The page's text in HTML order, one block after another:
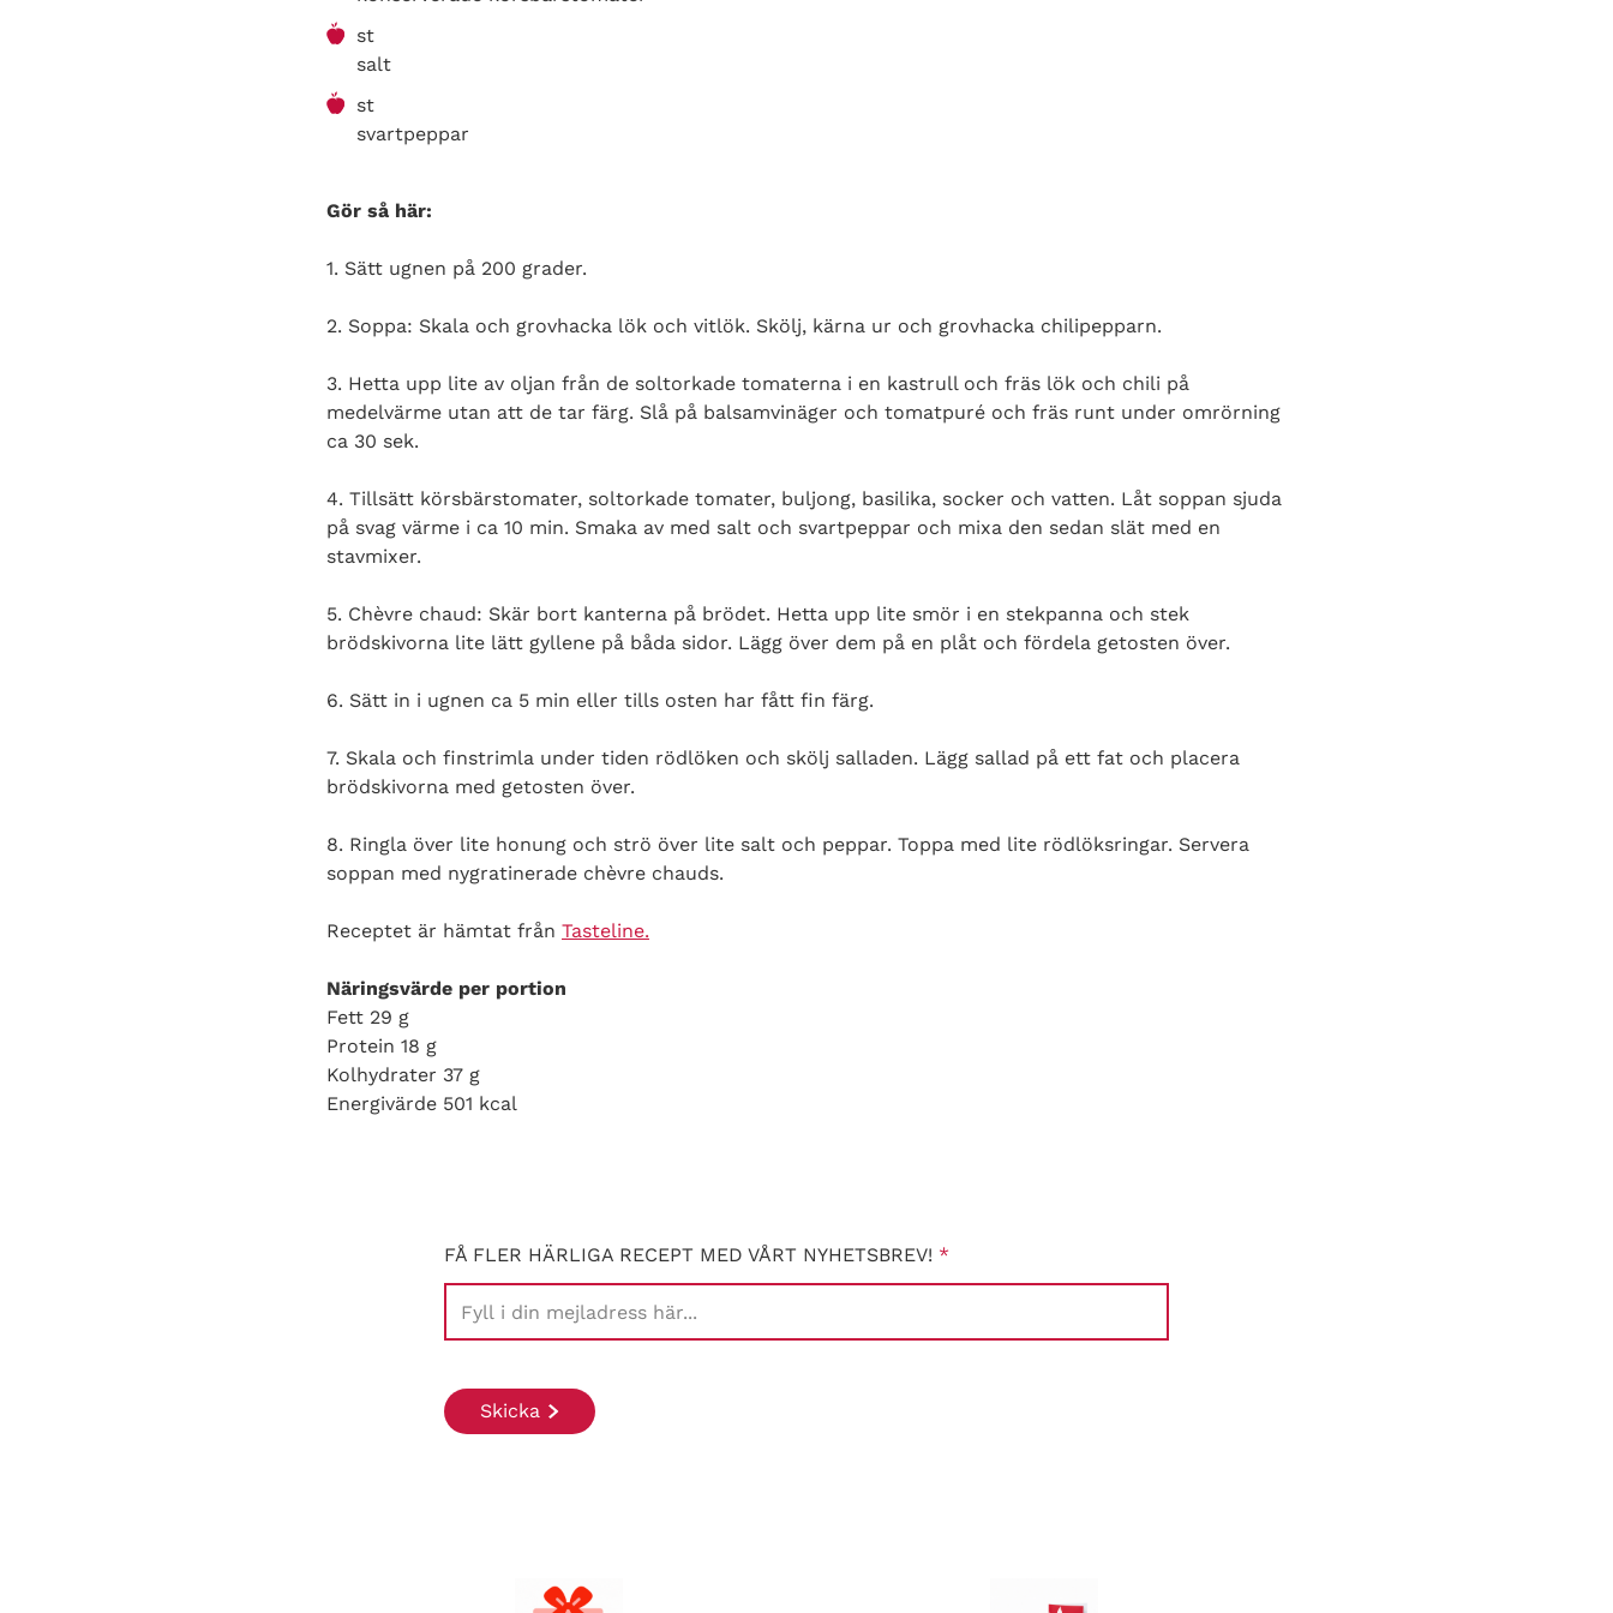
st
salt
st
svartpeppar
Gör så här:
1. Sätt ugnen på 200 grader.
2. Soppa: Skala och grovhacka lök och vitlök. Skölj, kärna ur och grovhacka chilipepparn.
3. Hetta upp lite av oljan från de soltorkade tomaterna i en kastrull och fräs lök och chili på
medelvärme utan att de tar färg. Slå på balsamvinäger och tomatpuré och fräs runt under omrörning
ca 30 sek.
4. Tillsätt körsbärstomater, soltorkade tomater, buljong, basilika, socker och vatten. Låt soppan sjuda
på svag värme i ca 10 min. Smaka av med salt och svartpeppar och mixa den sedan slät med en
stavmixer.
5. Chèvre chaud: Skär bort kanterna på brödet. Hetta upp lite smör i en stekpanna och stek
brödskivorna lite lätt gyllene på båda sidor. Lägg över dem på en plåt och fördela getosten över.
6. Sätt in i ugnen ca 5 min eller tills osten har fått fin färg.
7. Skala och finstrimla under tiden rödlöken och skölj salladen. Lägg sallad på ett fat och placera
brödskivorna med getosten över.
8. Ringla över lite honung och strö över lite salt och peppar. Toppa med lite rödlöksringar. Servera
soppan med nygratinerade chèvre chauds.
Receptet är hämtat från Tasteline.
Näringsvärde per portion
Fett 29 g
Protein 18 g
Kolhydrater 37 g
Energivärde 501 kcal
FÅ FLER HÄRLIGA RECEPT MED VÅRT NYHETSBREV! *